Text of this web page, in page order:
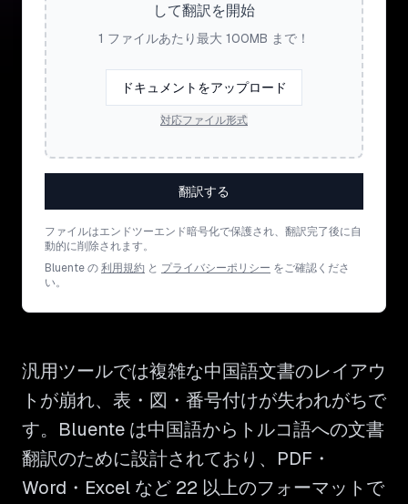
して翻訳を開始
1 ファイルあたり最大 100MB まで！
ドキュメントをアップロード
対応ファイル形式
翻訳する
ファイルはエンドツーエンド暗号化で保護され、翻訳完了後に自
動的に削除されます。
Bluente の利用規約 と プライバシーポリシー をご確認くださ
い。
汎用ツールでは複雑な中国語文書のレイアウ
トが崩れ、表・図・番号付けが失われがちで
す。Bluente は中国語からトルコ語への文書
翻訳のために設計されており、PDF・
Word・Excel など 22 以上のフォーマットで